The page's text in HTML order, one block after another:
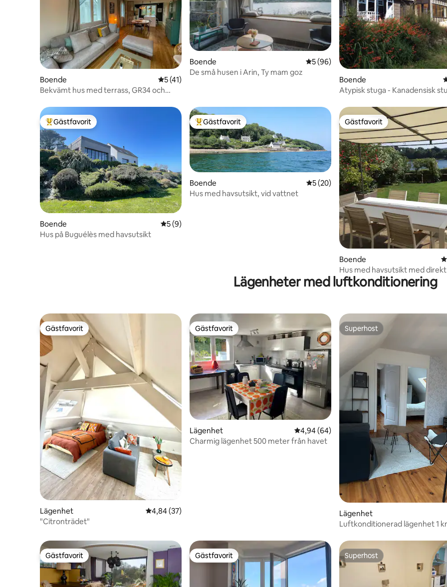
Boende 5 av 5 i genomsnittligt betyg, 41 omdömen
5 (41)
Bekvämt hus med terrass, GR34 och
Boende 5 av 5 i genomsnittligt betyg, 96
5 (96)
De små husen i Arin, Ty mam goz
Boende
Atypisk stuga - Kanadensisk
Populär gästfavorit
Gästfavorit
Boende 5 av 5 i genomsnittligt betyg, 9 omdömen
5 (9)
Hus på Buguélès med havsutsikt
Populär gästfavorit
Gästfavorit
Boende 5 av 5 i genomsnittligt betyg, 20
5 (20)
Hus med havsutsikt, vid vattnet
Gästfavorit
Gästfavorit
Boende
Hus med havsutsikt med
och tillgång till GR34
Lägenheter med luftkonditionering
Gästfavorit
Gästfavorit
Lägenhet 4,84 av 5 i genomsnittligt betyg, 37 omdömen
4,84 (37)
"Citronträdet"
Gästfavorit
Gästfavorit
Lägenhet 4,94 av 5 i genomsnittligt betyg, 64
4,94 (64)
Charmig lägenhet 500 meter från havet
Superhost
Superhost
Lägenhet
Luftkonditionerad lägenhet 1
Gästfavorit
Gästfavorit Gästfavorit
Gästfavorit Superhost
Superhost